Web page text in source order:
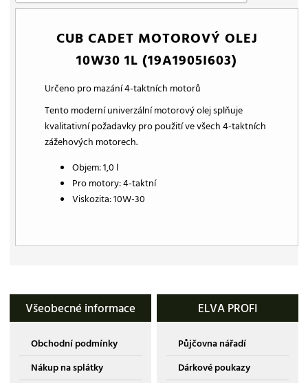
CUB CADET MOTOROVÝ OLEJ
10W30 1L (19A1905I603)
Určeno pro mazání 4-taktních motorů
Tento moderní univerzální motorový olej splňuje
kvalitativní požadavky pro použití ve všech 4-taktních
zážehových motorech.
Objem: 1,0 l
Pro motory: 4-taktní
Viskozita: 10W-30
Všeobecné informace
Obchodní podmínky
Nákup na splátky
ELVA PROFI
Půjčovna nářadí
Dárkové poukazy